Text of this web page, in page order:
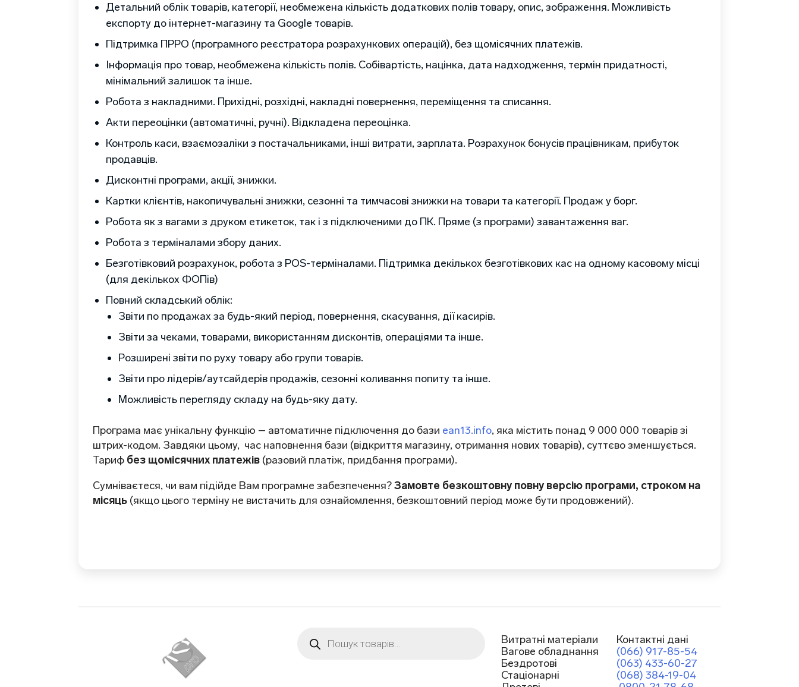
Детальний облік товарів, категорії, необмежена кількість додаткових полів товару, опис, зображення. Можливість
експорту до інтернет-магазину та Google товарів.
Підтримка ПРРО (програмного реєстратора розрахункових операцій), без щомісячних платежів.
Інформація про товар, необмежена кількість полів. Собівартість, націнка, дата надходження, термін придатності,
мінімальний залишок та інше.
Робота з накладними. Прихідні, розхідні, накладні повернення, переміщення та списання.
Акти переоцінки (автоматичні, ручні). Відкладена переоцінка.
Контроль каси, взаємозаліки з постачальниками, інші витрати, зарплата. Розрахунок бонусів працівникам, прибуток
продавців.
Дисконтні програми, акції, знижки.
Картки клієнтів, накопичувальні знижки, сезонні та тимчасові знижки на товари та категорії. Продаж у борг.
Робота як з вагами з друком етикеток, так і з підключеними до ПК. Пряме (з програми) завантаження ваг.
Робота з терміналами збору даних.
Безготівковий розрахунок, робота з POS-терміналами. Підтримка декількох безготівкових кас на одному касовому місці
(для декількох ФОПів)
Повний складський облік:
Звіти по продажах за будь-який період, повернення, скасування, дії касирів.
Звіти за чеками, товарами, використанням дисконтів, операціями та інше.
Розширені звіти по руху товару або групи товарів.
Звіти про лідерів/аутсайдерів продажів, сезонні коливання попиту та інше.
Можливість перегляду складу на будь-яку дату.
Програма має унікальну функцію – автоматичне підключення до бази ean13.info, яка містить понад 9 000 000 товарів зі
штрих-кодом. Завдяки цьому, час наповнення бази (відкриття магазину, отримання нових товарів), суттєво зменшується.
Тариф без щомісячних платежів (разовий платіж, придбання програми).
Сумніваєтеся, чи вам підійде Вам програмне забезпечення?Замовте безкоштовну повну версію програми, строком на
місяць (якщо цього терміну не вистачить для ознайомлення, безкоштовний період може бути продовжений).
товарів
Витратні матеріали
Вагове обладнання
Бездротові
Стаціонарні
Контактні дані
(066) 917-85-54
(063) 433-60-27
(068) 384-19-04